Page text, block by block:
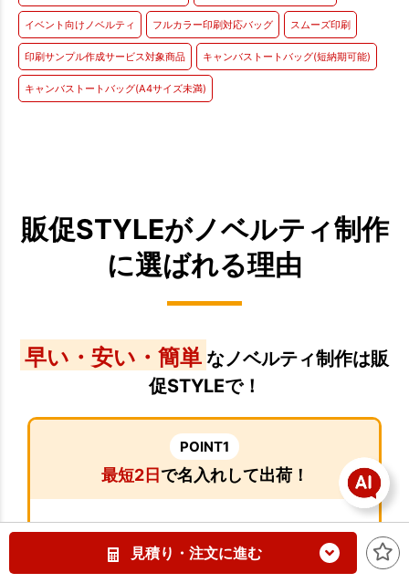
見積り・注文に進む
イベント向けノベルティ フルカラー印刷対応バッグ スムーズ印刷
印刷サンプル作成サービス対象商品 キャンバストートバッグ(短納期可能)
キャンバストートバッグ(A4サイズ未満)
販促STYLEがノベルティ制作
に選ばれる理由
早い・安い・簡単 なノベルティ制作は販
促STYLEで！
POINT1
最短2日 で名入れして出荷！